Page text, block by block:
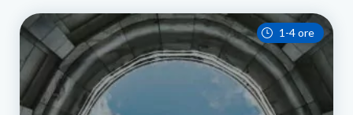
1-4 ore